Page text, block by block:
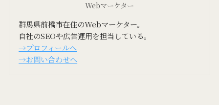
Webマーケター
群馬県前橋市在住のWebマーケター。
自社のSEOや広告運用を担当している。
→プロフィールへ
→お問い合わせへ